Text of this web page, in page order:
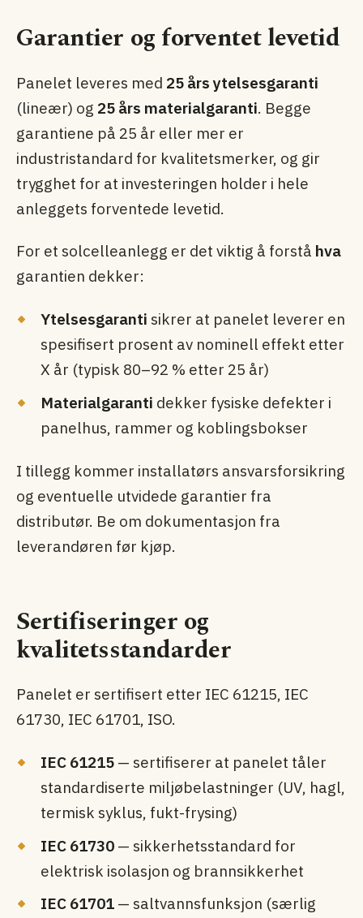
Garantier og forventet levetid
Panelet leveres med 25 års ytelsesgaranti
(lineær) og 25 års materialgaranti. Begge
garantiene på 25 år eller mer er
industristandard for kvalitetsmerker, og gir
trygghet for at investeringen holder i hele
anleggets forventede levetid.
For et solcelleanlegg er det viktig å forstå hva
garantien dekker:
Ytelsesgaranti sikrer at panelet leverer en
spesifisert prosent av nominell effekt etter
X år (typisk 80–92 % etter 25 år)
Materialgaranti dekker fysiske defekter i
panelhus, rammer og koblingsbokser
I tillegg kommer installatørs ansvarsforsikring
og eventuelle utvidede garantier fra
distributør. Be om dokumentasjon fra
leverandøren før kjøp.
Sertifiseringer og
kvalitetsstandarder
Panelet er sertifisert etter IEC 61215, IEC
61730, IEC 61701, ISO.
IEC 61215 — sertifiserer at panelet tåler
standardiserte miljøbelastninger (UV, hagl,
termisk syklus, fukt-frysing)
IEC 61730 — sikkerhets­standard for
elektrisk isolasjon og brann­sikkerhet
IEC 61701 — saltvannsfunksjon (særlig